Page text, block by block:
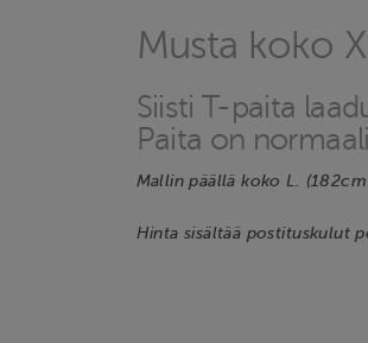
Musta koko
Siisti T-paita
Paita on
Mallin päällä koko L.
Hinta sisältää postituskulut